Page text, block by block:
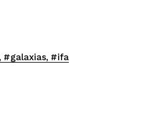
#galaxias #ifa